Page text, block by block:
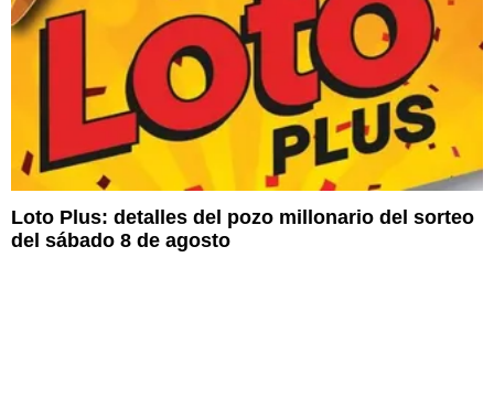
Loto Plus: detalles del pozo millonario del sorteo
del sábado 8 de agosto